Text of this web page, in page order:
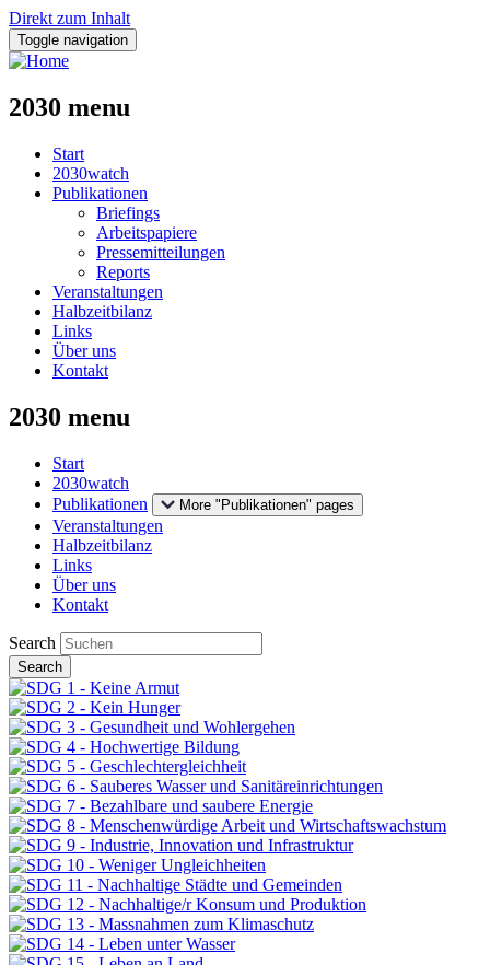
Direkt zum Inhalt
Toggle navigation
2030 menu
Start
2030watch
Publikationen
Briefings
Arbeitspapiere
Pressemitteilungen
Reports
Veranstaltungen
Halbzeitbilanz
Links
Über uns
Kontakt
2030 menu
Start
2030watch
Publikationen
More "Publikationen" pages
Veranstaltungen
Halbzeitbilanz
Links
Über uns
Kontakt
Search